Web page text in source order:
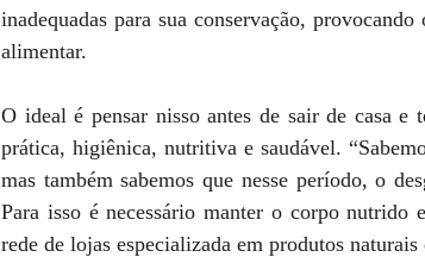
inadequadas para sua conservação,
alimentar.
O ideal é pensar nisso antes de sair de casa e
prática, higiênica, nutritiva e saudável.
mas também sabemos que nesse período, o
Para isso é necessário manter o corpo
rede de lojas especializada em produtos